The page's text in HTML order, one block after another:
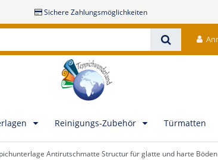
Sichere Zahlungsmöglichkeiten
Reinigungs-Zubehör Türmatten
Antirutschmatte Structur für glatte und harte